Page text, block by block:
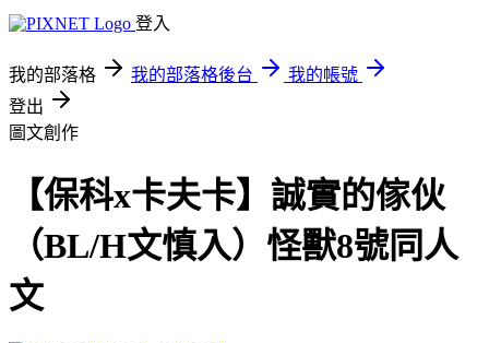
登入
我的部落格 我的部落格後台
我的帳號
登出
圖文創作
【保科x卡夫卡】誠實的傢伙
（BL/H文慎入）怪獸8號同人
文